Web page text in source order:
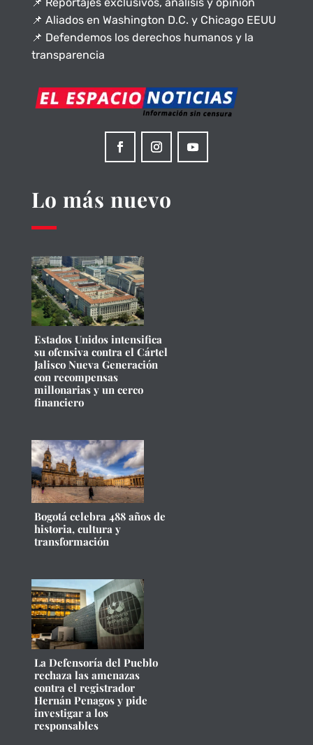
📌 Aliados en Washington D.C. y Chicago EEUU
📌 Defendemos los derechos humanos y la
transparencia
Lo más nuevo
Estados Unidos intensifica
su ofensiva contra el Cártel
Jalisco Nueva Generación
con recompensas
millonarias y un cerco
financiero
Bogotá celebra 488 años de
historia, cultura y
transformación
La Defensoría del Pueblo
rechaza las amenazas
contra el registrador
Hernán Penagos y pide
investigar a los
responsables